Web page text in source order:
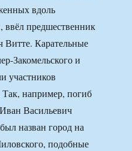
вдоль
ввёл предшественник
Карательные
Закомельского и
участников
например, погиб
Васильевич
назван город на
подобные